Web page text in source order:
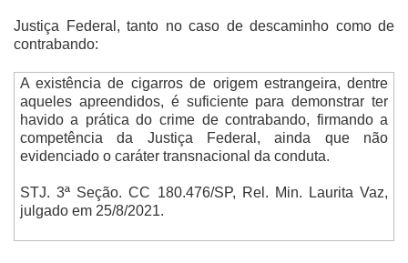
Justiça Federal, tanto no caso de descaminho como de
contrabando:
A existência de cigarros de origem estrangeira, dentre
aqueles apreendidos, é suficiente para demonstrar ter
havido a prática do crime de contrabando, firmando a
competência da Justiça Federal, ainda que não
evidenciado o caráter transnacional da conduta.
STJ. 3ª Seção. CC 180.476/SP, Rel. Min. Laurita Vaz,
julgado em 25/8/2021.